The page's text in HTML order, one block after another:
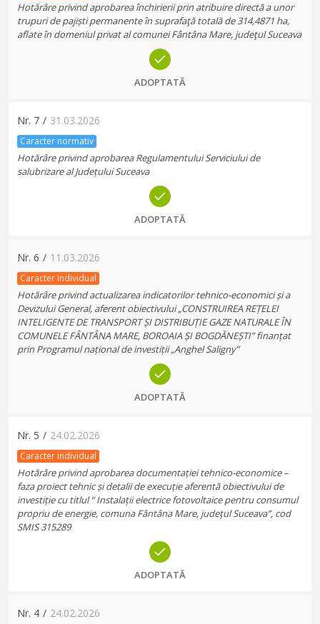
Hotărâre privind aprobarea închirierii prin atribuire directă a unor
trupuri de pajiști permanente în suprafaţă totală de 314,4871 ha,
aflate în domeniul privat al comunei Fântâna Mare, judeţul Suceava
ADOPTATĂ
Nr. 7 / 31.03.2026
Caracter normativ
Hotărâre privind aprobarea Regulamentului Serviciului de
salubrizare al Județului Suceava
ADOPTATĂ
Nr. 6 / 11.03.2026
Caracter individual
Hotărâre privind actualizarea indicatorilor tehnico-economici și a
Devizului General, aferent obiectivului „CONSTRUIREA REȚELEI
INTELIGENTE DE TRANSPORT ȘI DISTRIBUȚIE GAZE NATURALE ÎN
COMUNELE FÂNTÂNA MARE, BOROAIA ȘI BOGDĂNEȘTI” finanțat
prin Programul național de investiții „Anghel Saligny”
ADOPTATĂ
Nr. 5 / 24.02.2026
Caracter individual
Hotărâre privind aprobarea documentației tehnico-economice –
faza proiect tehnic și detalii de execuție aferentă obiectivului de
investiție cu titlul “ Instalații electrice fotovoltaice pentru consumul
propriu de energie, comuna Fântâna Mare, județul Suceava”, cod
SMIS 315289
ADOPTATĂ
Nr. 4 / 24.02.2026